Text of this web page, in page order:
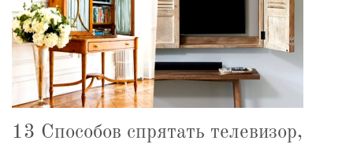
13 Способов спрятать телевизор,